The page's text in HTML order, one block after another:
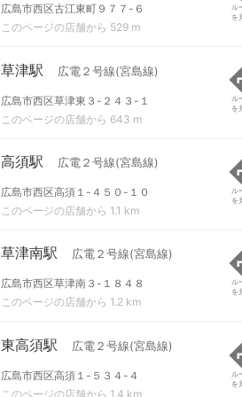
広島市西区古江東町９７７-６
このページの店舗から 529 m
ル
を
草津駅 広電２号線(宮島線)
広島市西区草津東３-２４３-１
このページの店舗から 643 m
ル
を
高須駅 広電２号線(宮島線)
広島市西区高須１-４５０-１０
このページの店舗から 1.1 km
ル
を
草津南駅 広電２号線(宮島線)
広島市西区草津南３-１８４８
このページの店舗から 1.2 km
ル
を
東高須駅 広電２号線(宮島線)
広島市西区高須１-５３４-４
このページの店舗から 1.4 km
ル
を